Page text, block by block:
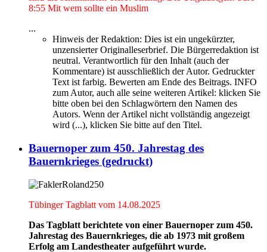
8:55 Mit wem sollte ein Muslim
...
Hinweis der Redaktion: Dies ist ein ungekürzter,
unzensierter Originalleserbrief. Die Bürgerredaktion ist
neutral. Verantwortlich für den Inhalt (auch der
Kommentare) ist ausschließlich der Autor. Gedruckter
Text ist farbig. Bewerten am Ende des Beitrags. INFO
zum Autor, auch alle seine weiteren Artikel: klicken Sie
bitte oben bei den Schlagwörtern den Namen des
Autors. Wenn der Artikel nicht vollständig angezeigt
wird (...), klicken Sie bitte auf den Titel.
Bauernoper zum 450. Jahrestag des
Bauernkrieges (gedruckt)
Tübinger Tagblatt vom 14.08.2025
Das Tagblatt berichtete von einer Bauernoper zum 450.
Jahrestag des Bauernkrieges, die ab 1973 mit großem
Erfolg am Landestheater aufgeführt wurde.